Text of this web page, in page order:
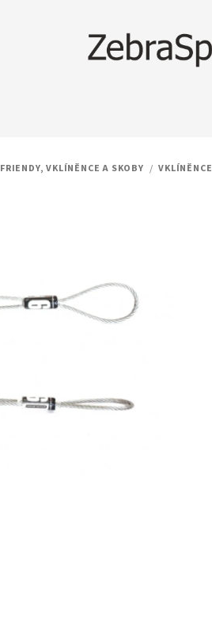
FRIENDY, VKLÍNĚNCE A SKOBY / VKLÍNĚNCE